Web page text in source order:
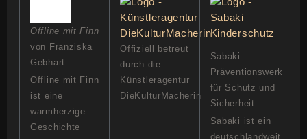
Offline mit Finn
von Franziska
Gebhart
Offline mit Finn
ist eine
warmherzige
Geschichte
Offiziell betreut
durch die
Künstleragentur
DieKulturMacherin
Sabaki –
Präventionswerk
für Schutz und
Sicherheit
Sabaki ist ein
deutschlandweit